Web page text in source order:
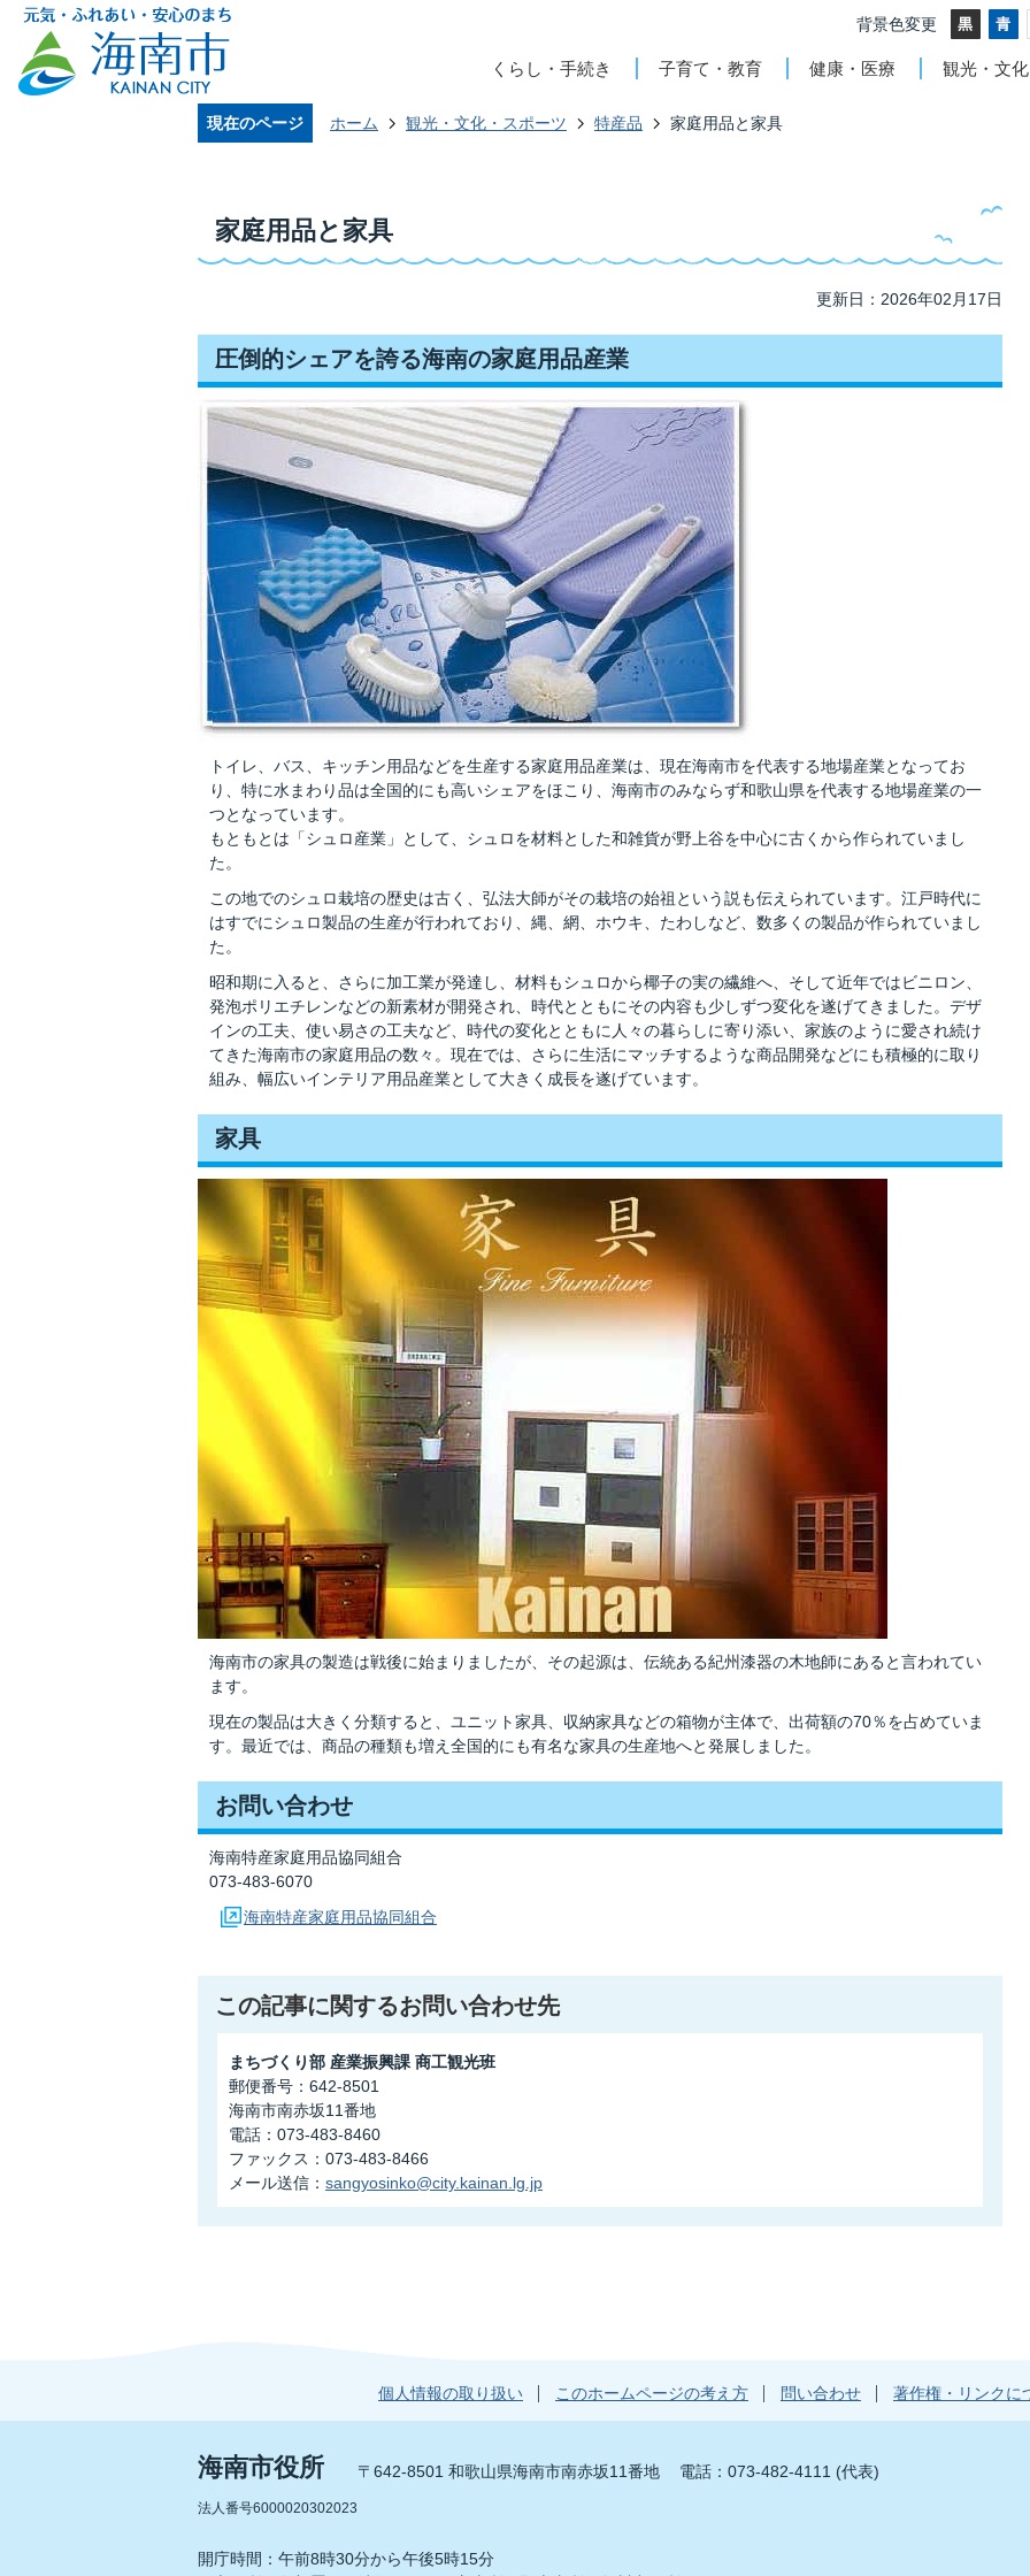
背景色変更
くらし・手続き 子育て・教育 健康・医療 観光・文
現在のページ ホーム 観光・文化・スポーツ 特産品 家庭用品と家具
家庭用品と家具
更新日：2026年02月17日
圧倒的シェアを誇る海南の家庭用品産業
トイレ、バス、キッチン用品などを生産する家庭用品産業は、現在海南市を代表する地場産業となってお
り、特に水まわり品は全国的にも高いシェアをほこり、海南市のみならず和歌山県を代表する地場産業の一
つとなっています。
もともとは「シュロ産業」として、シュロを材料とした和雑貨が野上谷を中心に古くから作られていまし
た。
この地でのシュロ栽培の歴史は古く、弘法大師がその栽培の始祖という説も伝えられています。江戸時代に
はすでにシュロ製品の生産が行われており、縄、網、ホウキ、たわしなど、数多くの製品が作られていまし
た。
昭和期に入ると、さらに加工業が発達し、材料もシュロから椰子の実の繊維へ、そして近年ではビニロン、
発泡ポリエチレンなどの新素材が開発され、時代とともにその内容も少しずつ変化を遂げてきました。デザ
インの工夫、使い易さの工夫など、時代の変化とともに人々の暮らしに寄り添い、家族のように愛され続け
てきた海南市の家庭用品の数々。現在では、さらに生活にマッチするような商品開発などにも積極的に取り
組み、幅広いインテリア用品産業として大きく成長を遂げています。
家具
海南市の家具の製造は戦後に始まりましたが、その起源は、伝統ある紀州漆器の木地師にあると言われてい
ます。
現在の製品は大きく分類すると、ユニット家具、収納家具などの箱物が主体で、出荷額の70％を占めていま
す。最近では、商品の種類も増え全国的にも有名な家具の生産地へと発展しました。
お問い合わせ
海南特産家庭用品協同組合
073-483-6070
海南特産家庭用品協同組合
この記事に関するお問い合わせ先
まちづくり部 産業振興課 商工観光班
郵便番号：642-8501
海南市南赤坂11番地
電話：073-483-8460
ファックス：073-483-8466
メール送信： sangyosinko@city.kainan.lg.jp
個人情報の取り扱い このホームページの考え方 問い合わせ 著作権・リンクに
海南市役所
法人番号6000020302023
〒642-8501 和歌山県海南市南赤坂11番地 電話：073-482-4111 (代表)
開庁時間：午前8時30分から午後5時15分